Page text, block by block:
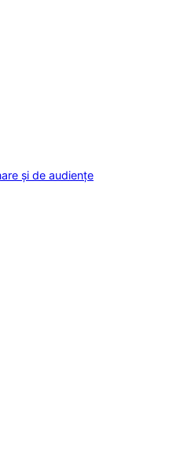
și de audiențe